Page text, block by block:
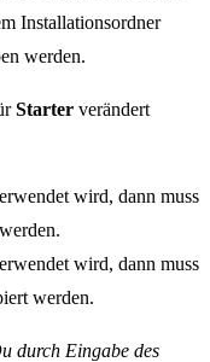
Installationsordner
werden.
Starter verändert
wird, dann muss
wird, dann muss
werden.
durch Eingabe des